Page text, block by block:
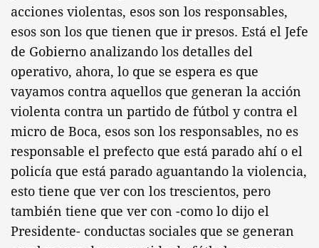
acciones violentas, esos son los responsables,
esos son los que tienen que ir presos. Está el Jefe
de Gobierno analizando los detalles del
operativo, ahora, lo que se espera es que
vayamos contra aquellos que generan la acción
violenta contra un partido de fútbol y contra el
micro de Boca, esos son los responsables, no es
responsable el prefecto que está parado ahí o el
policía que está parado aguantando la violencia,
esto tiene que ver con los trescientos, pero
también tiene que ver con -como lo dijo el
Presidente- conductas sociales que se generan